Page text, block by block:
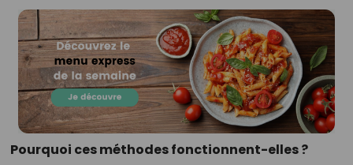
Pourquoi ces méthodes fonctionnent-elles ?